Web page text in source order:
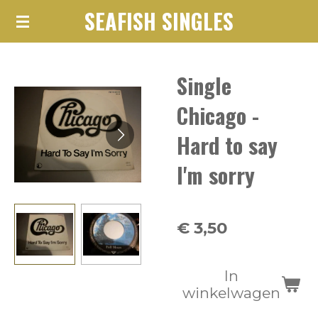
Ga
hoofdinhoud
SEAFISH SINGLES
Single
Chicago -
Hard to say
I'm sorry
€ 3,50
In
winkelwagen